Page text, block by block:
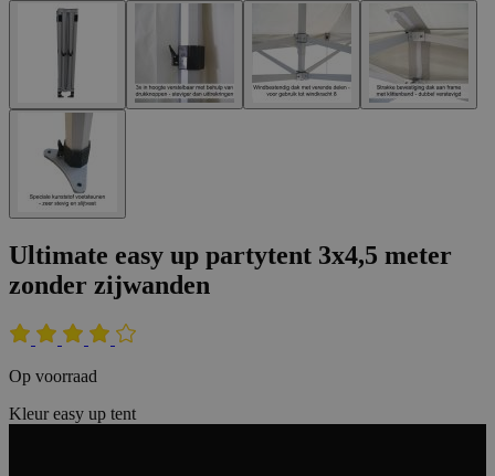
Ultimate easy up partytent 3x4,5 meter
zonder zijwanden
Op voorraad
Kleur easy up tent